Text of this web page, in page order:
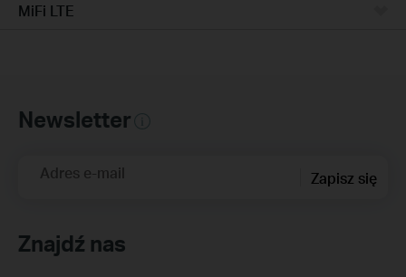
MiFi LTE
Newsletter
Adres e-mail Zapisz się
Znajdź nas